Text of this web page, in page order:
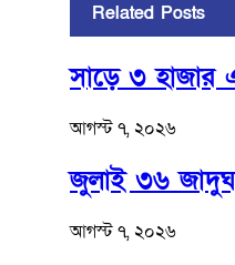
Related Posts
সাড়ে ৩ হাজার
আগস্ট ৭, ২০২৬
জুলাই ৩৬
আগস্ট ৭, ২০২৬